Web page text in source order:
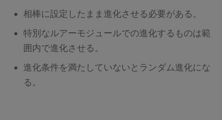
相棒に設定したまま進化させる必要がある。
特別なルアーモジュールでの進化するものは範
囲内で進化させる。
進化条件を満たしていないとランダム進化にな
る。